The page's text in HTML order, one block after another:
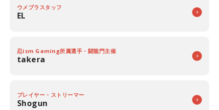
ウメブラスタッフ
EL
忍ism Gaming所属選手・闘龍門主催
takera
プレイヤー・ストリーマー
Shogun